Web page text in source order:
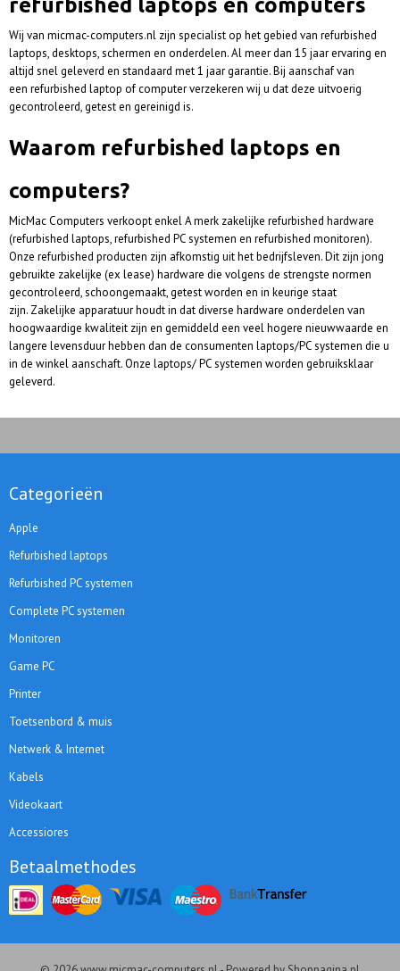
Wij van micmac-computers.nl zijn specialist op het gebied van refurbished
laptops, desktops, schermen en onderdelen. Al meer dan 15 jaar ervaring en
altijd snel geleverd en standaard met 1 jaar garantie. Bij aanschaf van
een refurbished laptop of computer verzekeren wij u dat deze uitvoerig
gecontroleerd, getest en gereinigd is.
Waarom refurbished laptops en
computers?
MicMac Computers verkoopt enkel A merk zakelijke refurbished hardware
(refurbished laptops, refurbished PC systemen en refurbished monitoren).
Onze refurbished producten zijn afkomstig uit het bedrijfsleven. Dit zijn jong
gebruikte zakelijke (ex lease) hardware die volgens de strengste normen
gecontroleerd, schoongemaakt, getest worden en in keurige staat
zijn. Zakelijke apparatuur houdt in dat diverse hardware onderdelen van
hoogwaardige kwaliteit zijn en gemiddeld een veel hogere nieuwwaarde en
langere levensduur hebben dan de consumenten laptops/PC systemen die u
in de winkel aanschaft. Onze laptops/ PC systemen worden gebruiksklaar
geleverd.
Categorieën
Apple
Refurbished laptops
Refurbished PC systemen
Complete PC systemen
Monitoren
Game PC
Printer
Toetsenbord & muis
Netwerk & Internet
Kabels
Videokaart
Accessiores
Betaalmethodes